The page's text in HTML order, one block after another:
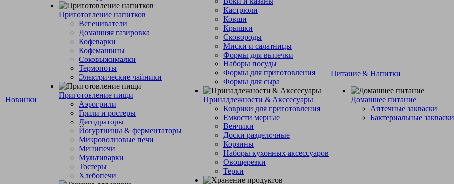
Новинки
Приготовление напитков
Вспениватели
Домашняя газировка
Кофеварки
Кофемашины
Соковыжималки
Термопоты
Электрические чайники
Приготовление пищи
Аэрогрили
Грили и ростеры
Дегидраторы
Йогуртницы & ферментаторы
Микроволновые печи
Минипечи
Мультиварки
Тостеры
Хлебопечи
Кастрюли
Ковши
Крышки
Сковороды
Миски и салатницы
Формы для выпечки
Наборы посуды
Формы для приготовления
Формы для сыра
Принадлежности & Акссесуары
Коврики для приготовления
Емкости мерные
Венчики
Доски разделочные
Корзины
Наборы кухонных аксессуаров
Овощерезки
Терки
Питание & Напитки
Домашнее питание
Аптечные закваски
Бактериальные закваски